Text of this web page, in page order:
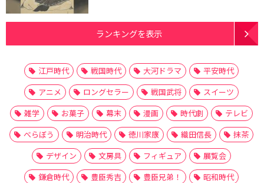
ランキングを表示
江戸時代 戦国時代 大河ドラマ
平安時代
アニメ
ロングセラー 戦国武将
スイーツ
雑学
お菓子 幕末 漫画 時代劇
テレビ
べらぼう
明治時代 徳川家康 織田信長
抹茶
デザイン
文房具 フィギュア
展覧会
鎌倉時代
豊臣秀吉 豊臣兄弟！
昭和時代